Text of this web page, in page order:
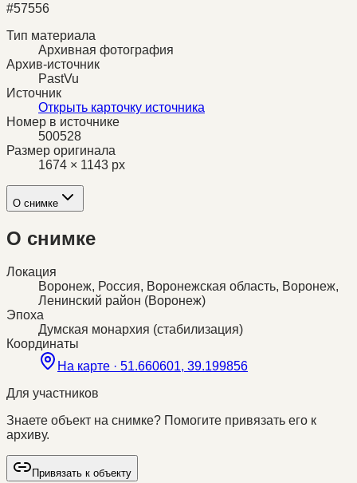
#57556
Тип материала
Архивная фотография
Архив-источник
PastVu
Источник
Открыть карточку источника
Номер в источнике
500528
Размер оригинала
1674 × 1143 px
О снимке
О снимке
Локация
Воронеж, Россия, Воронежская область, Воронеж,
Ленинский район (Воронеж)
Эпоха
Думская монархия (стабилизация)
Координаты
На карте · 51.660601, 39.199856
Для участников
Знаете объект на снимке? Помогите привязать его к
архиву.
Привязать к объекту